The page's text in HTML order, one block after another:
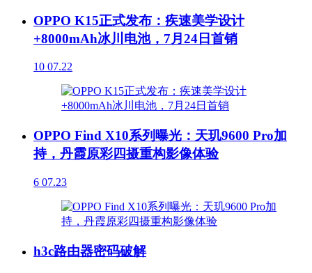
OPPO K15正式发布：疾速美学设计
+8000mAh冰川电池，7月24日首销
10 07.22
OPPO Find X10系列曝光：天玑9600 Pro加
持，丹霞原彩四摄重构影像体验
6 07.23
h3c路由器密码破解